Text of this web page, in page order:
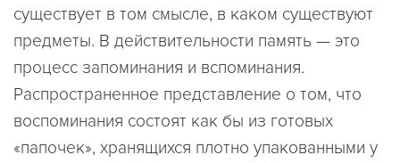
существует в том смысле, в каком существуют
предметы. В действительности память — это
процесс запоминания и вспоминания.
Распространенное представление о том, что
воспоминания состоят как бы из готовых
«папочек», хранящихся плотно упакованными у